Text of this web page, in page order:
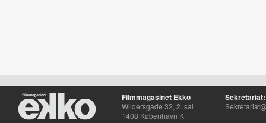
Filmmagasinet Ekko
Wildersgade 32, 2. sal
1408 København K
Sekretariat: